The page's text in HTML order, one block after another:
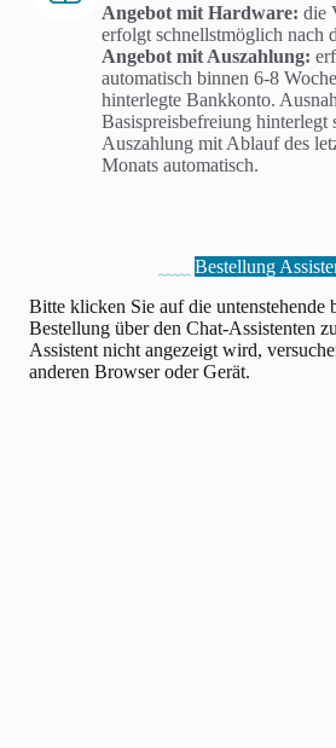
Angebot mit Hardware: die
erfolgt schnellstmöglich nach
Angebot mit Auszahlung:
automatisch binnen 6-8
hinterlegte Bankkonto.
Basispreisbefreiung hinterlegt
Auszahlung mit Ablauf des
Monats automatisch.
Bestellung
Bitte klicken Sie auf die untenstehende
Bestellung über den Chat-Assistenten
Assistent nicht angezeigt wird,
anderen Browser oder Gerät.